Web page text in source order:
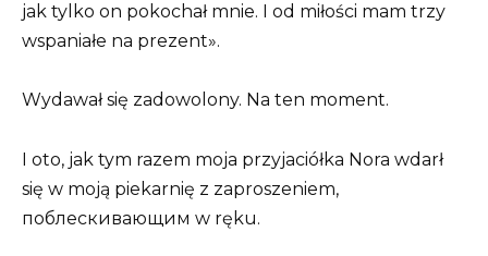
jak tylko on pokochał mnie. I od miłości mam trzy
wspaniałe na prezent».
Wydawał się zadowolony. Na ten moment.
I oto, jak tym razem moja przyjaciółka Nora wdarł
się w moją piekarnię z zaproszeniem,
поблескивающим w ręku.